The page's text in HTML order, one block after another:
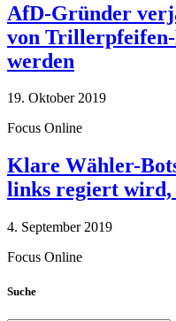
AfD-Gründer
von
werden
19. Oktober 2019
Focus Online
Klare Wähler-
links regiert
4. September 2019
Focus Online
Suche